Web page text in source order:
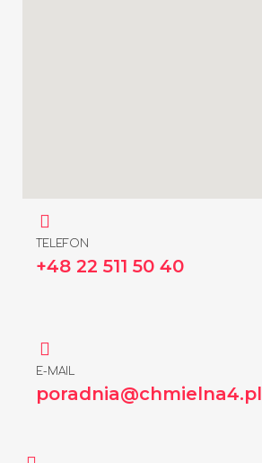
TELEFON
+48 22 511 50 40
E-MAIL
poradnia@chmielna4.pl